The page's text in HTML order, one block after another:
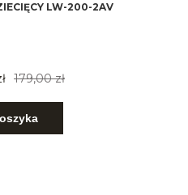
LW-200-2AV
179,00 zł